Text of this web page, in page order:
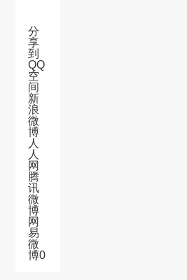
分
享
到
QQ
空
间
新
浪
微
博
人
人
网
腾
讯
微
博
网
易
微
博0